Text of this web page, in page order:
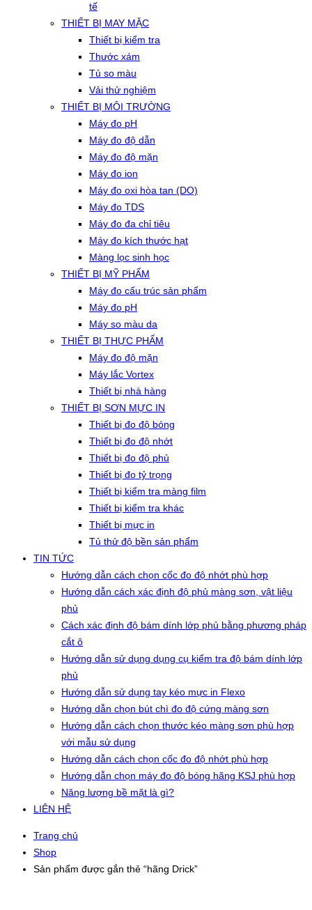
tế
THIẾT BỊ MAY MẶC
Thiết bị kiểm tra
Thước xám
Tủ so màu
Vải thử nghiệm
THIẾT BỊ MÔI TRƯỜNG
Máy đo pH
Máy đo độ dẫn
Máy đo độ mặn
Máy đo ion
Máy đo oxi hòa tan (DO)
Máy đo TDS
Máy đo đa chỉ tiêu
Máy đo kích thước hạt
Màng lọc sinh học
THIẾT BỊ MỸ PHẨM
Máy đo cấu trúc sản phẩm
Máy đo pH
Máy so màu da
THIẾT BỊ THỰC PHẨM
Máy đo độ mặn
Máy lắc Vortex
Thiết bị nhà hàng
THIẾT BỊ SƠN MỰC IN
Thiết bị đo độ bóng
Thiết bị đo độ nhớt
Thiết bị đo độ phủ
Thiết bị đo tỷ trọng
Thiết bị kiểm tra màng film
Thiết bị kiểm tra khác
Thiết bị mực in
Tủ thử độ bền sản phẩm
TIN TỨC
Hướng dẫn cách chọn cốc đo độ nhớt phù hợp
Hướng dẫn cách xác định độ phủ màng sơn, vật liệu
phủ
Cách xác định độ bám dính lớp phủ bằng phương pháp
cắt ô
Hướng dẫn sử dụng dụng cụ kiểm tra độ bám dính lớp
phủ
Hướng dẫn sử dụng tay kéo mực in Flexo
Hướng dẫn chọn bút chì đo độ cứng màng sơn
Hướng dẫn cách chọn thước kéo màng sơn phù hợp
với mẫu sử dụng
Hướng dẫn cách chọn cốc đo độ nhớt phù hợp
Hướng dẫn chọn máy đo độ bóng hãng KSJ phù hợp
Năng lượng bề mặt là gì?
LIÊN HỆ
Trang chủ
Shop
Sản phẩm được gắn thẻ “hãng Drick”